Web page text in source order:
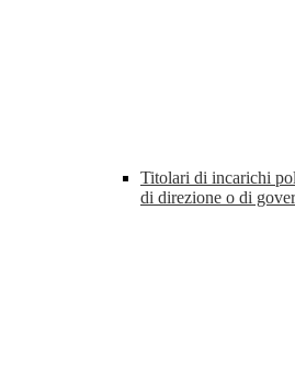
Titolari di incarichi
di direzione o di